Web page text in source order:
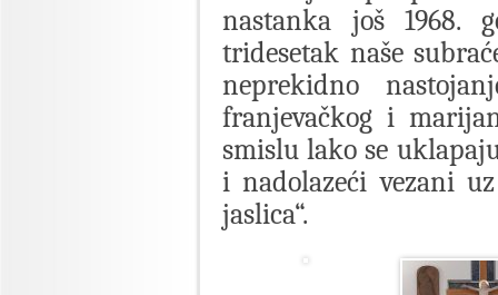
nastanka još 1968.
tridesetak naše
neprekidno
franjevačkog i
smislu lako se
i nadolazeći vezani
jaslica“.